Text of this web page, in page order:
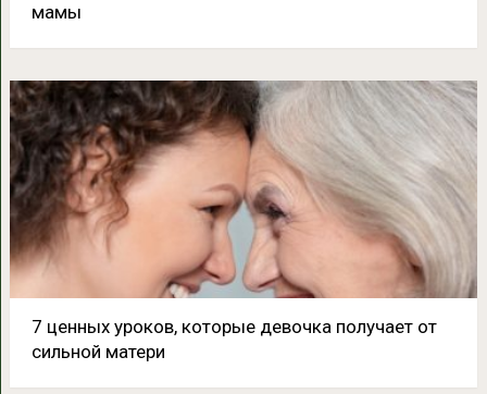
мамы
7 ценных уроков, которые девочка получает от
сильной матери